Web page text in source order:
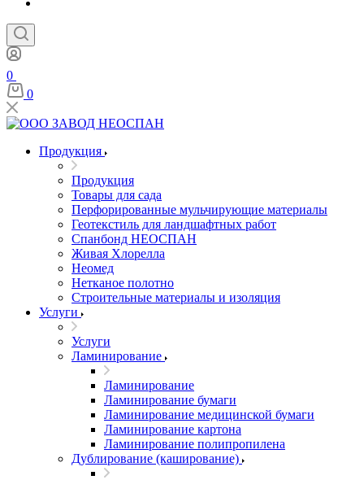
0
0
Продукция
Продукция
Товары для сада
Перфорированные мульчирующие материалы
Геотекстиль для ландшафтных работ
Спанбонд НЕОСПАН
Живая Хлорелла
Нeомед
Нетканое полотно
Строительные материалы и изоляция
Услуги
Услуги
Ламинирование
Ламинирование
Ламинирование бумаги
Ламинирование медицинской бумаги
Ламинирование картона
Ламинирование полипропилена
Дублирование (каширование)